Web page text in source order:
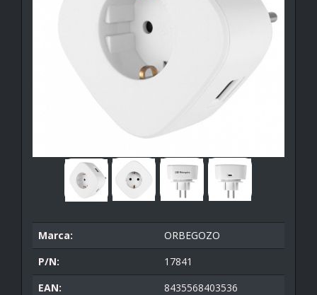
Marca:
ORBEGOZO
P/N:
17841
EAN:
8435568403536